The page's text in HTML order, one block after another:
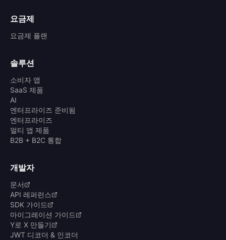
요금제
요금제 플랜
솔루션
소비자 앱
SaaS 제품
AI
엔터프라이즈 준비됨
엔터프라이즈
멀티 앱 제품
B2B + B2C 통합
개발자
문서
API 레퍼런스
SDK 가이드
마이그레이션 가이드
Y로 X 만들기
JWT 디코더 & 인코더